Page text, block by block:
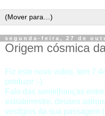
segunda-feira, 27 de
Origem cósmica
Fiz este novo video, tem
produzir :-)
Falo das semelhanças
extraterrestre, deuses
vestígios da sua passagem